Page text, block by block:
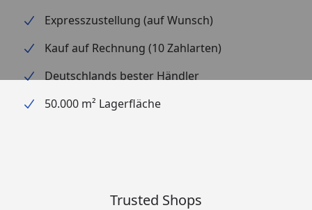
Expresszustellung (auf Wunsch)
Kauf auf Rechnung (10 Zahlarten)
Deutschlands bester Händler
50.000 m² Lagerfläche
Trusted Shops